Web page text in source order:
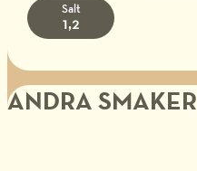
Salt
1,2
ANDRA SMAKER